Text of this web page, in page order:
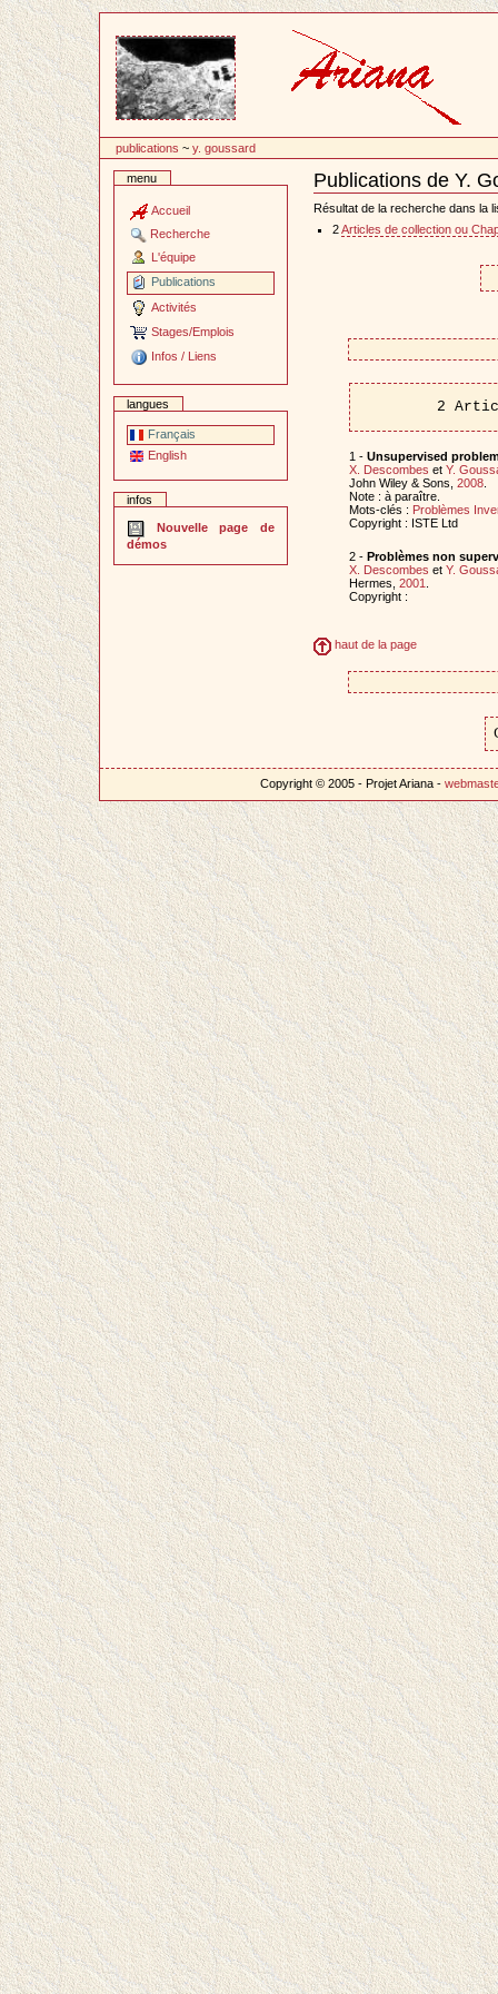
contenu
publications ~y. goussard
menu
Accueil
Recherche
L'équipe
Publications
Activités
Stages/Emplois
Infos / Liens
langues
Français
English
infos
Nouvelle page de
démos
Publications de Y.
Document
Actions
Résultat de la recherche dans la
2Articles de collection ou
2
1 - Unsupervised
X. Descombes et Y.
John Wiley & Sons, 2008.
Note : à paraître.
Mots-clés : Problèmes
Copyright : ISTE Ltd
2 - Problèmes non
X. Descombes et Y.
Hermes, 2001
Copyright :
haut de la page
Copyright © 2005 - Projet Ariana -